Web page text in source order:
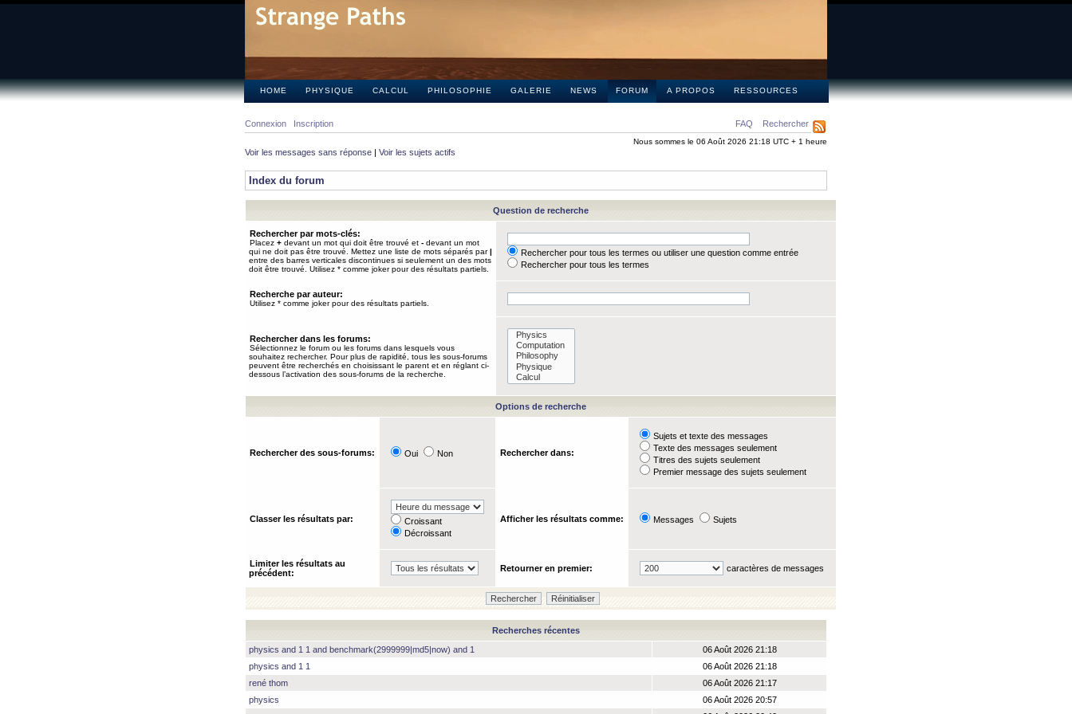
HOME PHYSIQUE CALCUL PHILOSOPHIE GALERIE NEWS FORUM A PROPOS RESSOURCES
FAQ Rechercher
Connexion Inscription
Nous sommes le 06 Août 2026 21:18 UTC + 1 heure
Voir les messages sans réponse | Voir les sujets actifs
Index du forum
Question de recherche
Rechercher par mots-clés:
Placez + devant un mot qui doit être trouvé et - devant un mot
qui ne doit pas être trouvé. Mettez une liste de mots séparés par|
entre des barres verticales discontinues si seulement un des mots
doit être trouvé. Utilisez * comme joker pour des résultats partiels.
Rechercher pour tous les termes ou utiliser une question comme entrée
Rechercher pour tous les termes
Recherche par auteur:
Utilisez * comme joker pour des résultats partiels.
Rechercher dans les forums:
Sélectionnez le forum ou les forums dans lesquels vous
souhaitez rechercher. Pour plus de rapidité, tous les sous-forums
peuvent être recherchés en choisissant le parent et en réglant ci-
dessous l’activation des sous-forums de la recherche.
Options de recherche
Rechercher des sous-forums: Oui Non Rechercher dans:
Sujets et texte des messages
Texte des messages seulement
Titres des sujets seulement
Premier message des sujets seulement
Classer les résultats par:
Croissant
Décroissant
Afficher les résultats comme: Messages Sujets
Limiter les résultats au
précédent:
Retourner en premier: caractères de messages
Recherches récentes
physics and 1 1 and benchmark(2999999|md5|now) and 1
06 Août 2026 21:18
physics and 1 1
06 Août 2026 21:18
rené thom
06 Août 2026 21:17
physics
06 Août 2026 20:57